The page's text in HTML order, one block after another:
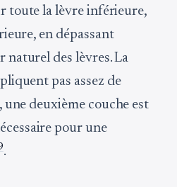
toute la lèvre inférieure,
en dépassant
naturel des lèvres. La
pas assez de
deuxième couche est
pour une
.